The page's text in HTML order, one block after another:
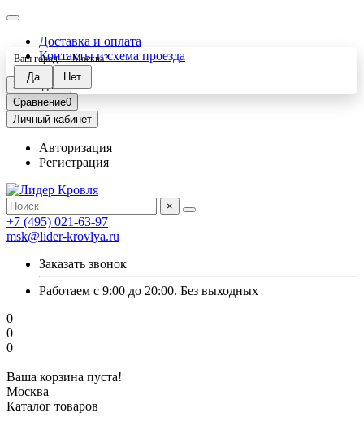
Доставка и оплата
Контакты и схема проезда
Закладки0
Сравнение0
Личный кабинет
Авторизация
Регистрация
×
+7 (495) 021-63-97
msk@lider-krovlya.ru
Заказать звонок
Работаем с 9:00 до 20:00. Без выходных
0
0
0
Ваша корзина пуста!
Москва
Ваш город —Москва?
Каталог товаров